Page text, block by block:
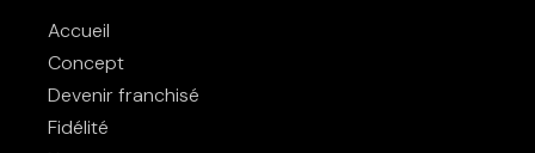
Accueil
Concept
Devenir franchisé
Fidélité